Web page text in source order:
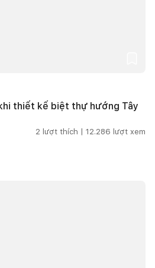
thiết kế biệt thự hướng Tây
2 lượt thích | 12.286 lượt xem